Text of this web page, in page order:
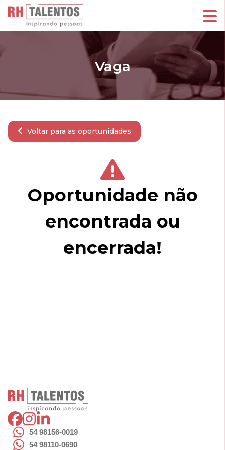
Vaga
Voltar para as oportunidades
Oportunidade não
encontrada ou
encerrada!
54 98156-0019
54 98110-0690